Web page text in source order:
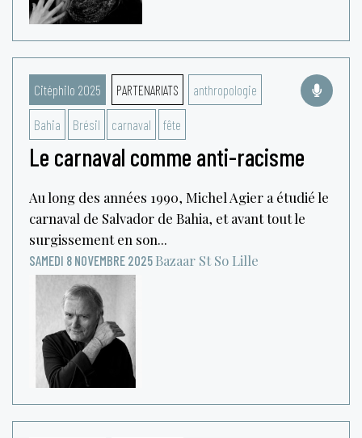
Citéphilo 2025 PARTENARIATS anthropologie
Bahia Brésil carnaval fête
Le carnaval comme anti-racisme
Au long des années 1990, Michel Agier a étudié le
carnaval de Salvador de Bahia, et avant tout le
surgissement en son...
SAMEDI 8 NOVEMBRE 2025 Bazaar St So Lille